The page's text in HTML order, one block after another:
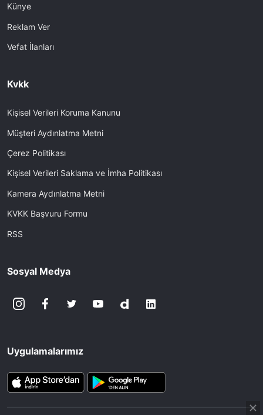
Künye
Reklam Ver
Vefat İlanları
Kvkk
Kişisel Verileri Koruma Kanunu
Müşteri Aydınlatma Metni
Çerez Politikası
Kişisel Verileri Saklama ve İmha Politikası
Kamera Aydınlatma Metni
KVKK Başvuru Formu
RSS
Sosyal Medya
Uygulamalarımız